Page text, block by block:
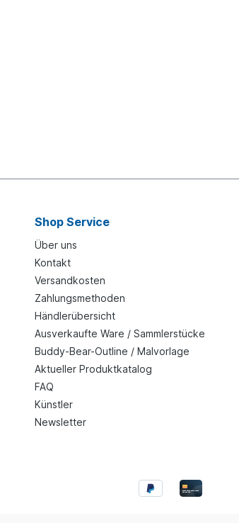
Shop Service
Über uns
Kontakt
Versandkosten
Zahlungsmethoden
Händlerübersicht
Ausverkaufte Ware / Sammlerstücke
Buddy-Bear-Outline / Malvorlage
Aktueller Produktkatalog
FAQ
Künstler
Newsletter